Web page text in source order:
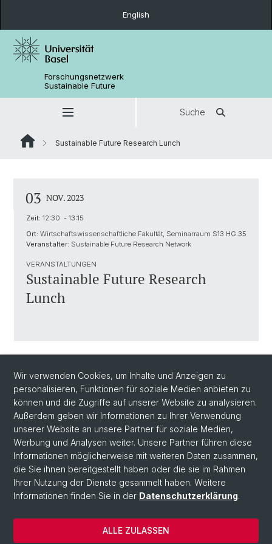
English
Forschungsnetzwerk
Sustainable Future
Suche
Sustainable Future Research Lunch
03 NOV. 2023
Zeit: 12:30 - 13:15
Ort: Wirtschaftswissenschaftliche Fakultät, Seminarraum S13 HG.35
Veranstalter: Sustainable Future Research Network
VERANSTALTUNGEN
Sustainable Future Research
Lunch
Social Media
LinkedIn
Wir verwenden Cookies, um Inhalte und Anzeigen zu
personalisieren, Funktionen für soziale Medien anbieten zu
können und die Zugriffe auf unserer Website zu analysieren.
Außerdem geben wir Informationen zu Ihrer Verwendung
unserer Website an unsere Partner für soziale Medien,
Werbung und Analysen weiter. Unsere Partner führen diese
Informationen möglicherweise mit weiteren Daten zusammen,
die Sie ihnen bereitgestellt haben oder die sie im Rahmen
Ihrer Nutzung der Dienste gesammelt haben. Weitere
Informationen finden Sie in der Datenschutzerklärung.
ALLE ZULASSEN